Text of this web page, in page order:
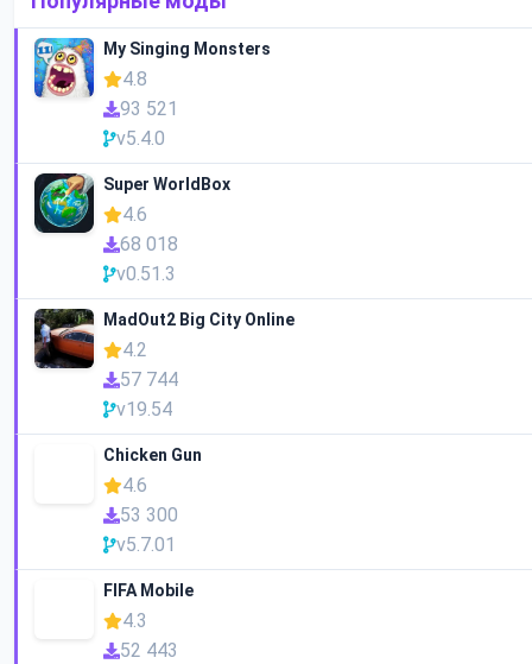
My Singing Monsters
4.8
93 521
v5.4.0
Super WorldBox
4.6
68 018
v0.51.3
MadOut2 Big City Online
4.2
57 744
v19.54
Chicken Gun
4.6
53 300
v5.7.01
FIFA Mobile
4.3
52 443